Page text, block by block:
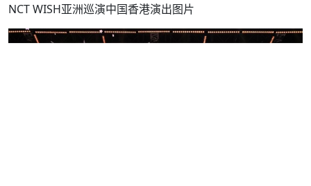
NCT WISH亚洲巡演中国香港演出图片